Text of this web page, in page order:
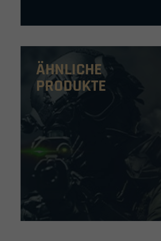
ÄHNLICHE
PRODUKTE